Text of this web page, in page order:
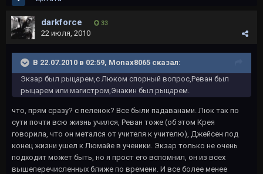
darkforce 33
22 июля, 2010
В 22.07.2010 в 02:59, Monax8065 сказал:
Экзар был рыцарем,с Люком спорный вопрос,Реван был
рыцарем или магистром,Энакин был рыцарем.
что, прям сразу? с пеленок? Все были падаванами. Люк так по
сути почти всю жизнь учился, Реван тоже (об этом Крея
говорила, что он метался от учителя к учителю), Джейсен под
конец жизни ушел к Люмайе в ученики. Экзар только не очень
подходит может быть, но я прост его вспомнил, он из всех
вышеперечисленных ближе по времени. И все более менее